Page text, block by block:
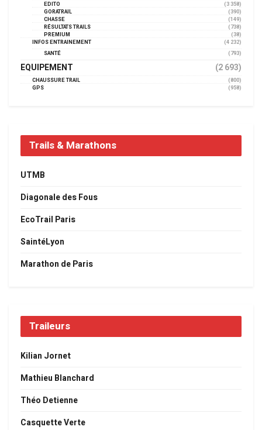
EDITO
(3 358)
GORATRAIL
(390)
CHASSE
(149)
RÉSULTATS TRAILS
(738)
PREMIUM
(38)
INFOS ENTRAINEMENT
(4 232)
SANTÉ
(793)
EQUIPEMENT (2 693)
CHAUSSURE TRAIL
(800)
GPS
(958)
Trails & Marathons
UTMB
Diagonale des Fous
EcoTrail Paris
SaintéLyon
Marathon de Paris
Traileurs
Kilian Jornet
Mathieu Blanchard
Théo Detienne
Casquette Verte